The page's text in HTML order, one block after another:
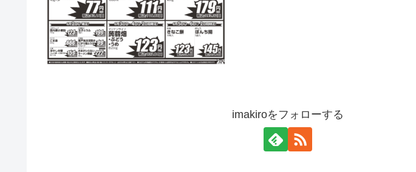
imakiroをフォローする